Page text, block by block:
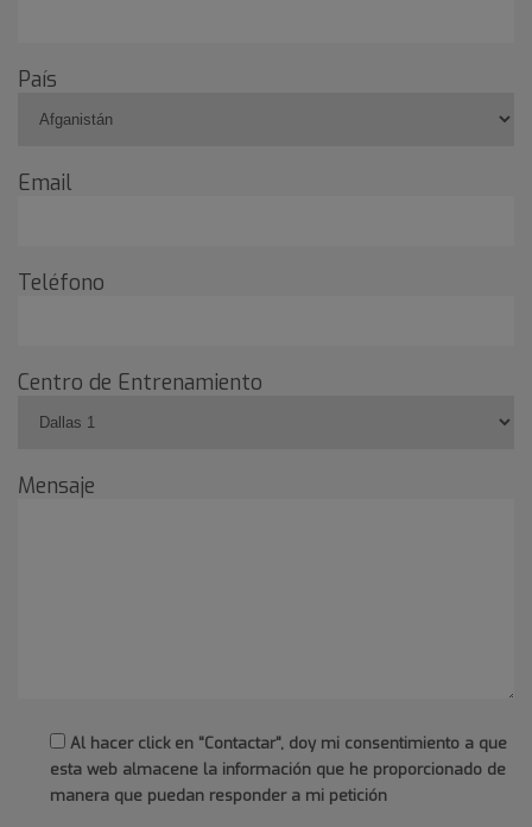
País
Email
Teléfono
Centro de Entrenamiento
Mensaje
Al hacer click en "Contactar", doy mi consentimiento a que
esta web almacene la información que he proporcionado de
manera que puedan responder a mi petición